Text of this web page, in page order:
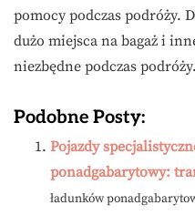
pomocy podczas podróży.
dużo miejsca na bagaż i
niezbędne podczas podróży.
Podobne Posty:
Pojazdy
ponadgabarytowy:
ładunków